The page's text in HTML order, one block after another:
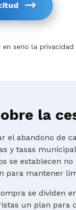
serio la
la
abandono de
y tasas
se establecen
para mantener
se dividen
un plan para